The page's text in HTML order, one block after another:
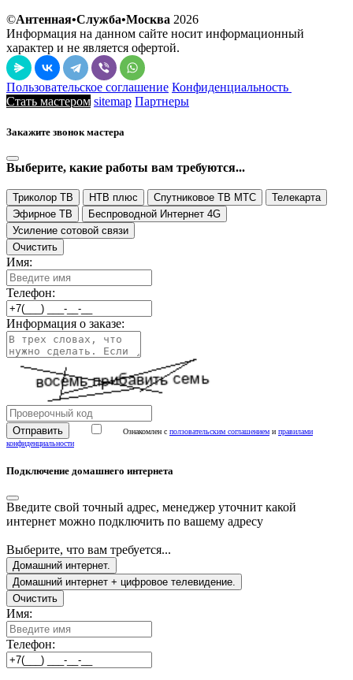
©Антенная•Служба•Москва 2026
Информация на данном сайте носит информационный
характер и не является офертой.
Пользовательское соглашение Конфиденциальность
Стать мастером sitemap Партнеры
Закажите звонок мастера
Выберите, какие работы вам требуются...
Триколор ТВ НТВ плюс Спутниковое ТВ МТС
Телекарта
Эфирное ТВ
Беспроводной Интернет 4G
Усиление сотовой связи
Очистить
Имя:
Телефон:
Информация о заказе:
Ознакомлен с ползовательским соглашением и правилами
конфиденциальности
Подключение домашнего интернета
Введите свой точный адрес, менеджер уточнит какой
интернет можно подключить по вашему адресу
Выберите, что вам требуется...
Домашний интернет.
Домашний интернет + цифровое телевидение.
Очистить
Имя:
Телефон: